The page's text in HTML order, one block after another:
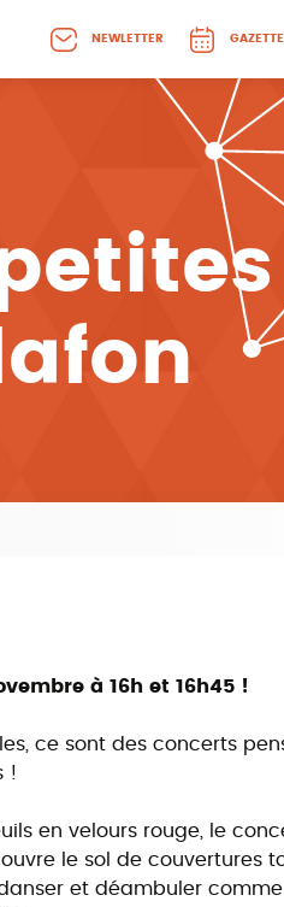
NEWLETTER GAZETTE
à 16h et 16h45 !
ce sont des concerts
!
en velours rouge, le
le sol de couvertures
et déambuler